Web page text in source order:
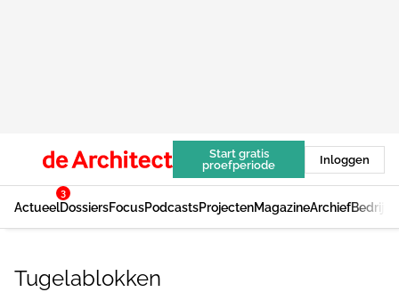
Start gratis
proefperiode
Inloggen
Actueel
3
DossiersFocusPodcastsProjectenMagazineArchief
Tugelablokken